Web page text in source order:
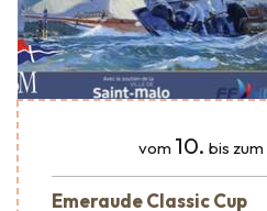
vom 10. bis zum
Emeraude Classic Cup